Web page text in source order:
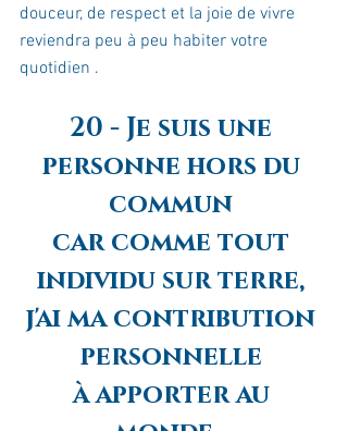
douceur, de respect et la joie de vivre
reviendra peu à peu habiter votre
quotidien .
20 - Je suis une
personne hors du
commun
car comme tout
individu sur terre,
j'ai ma contribution
personnelle
à apporter au